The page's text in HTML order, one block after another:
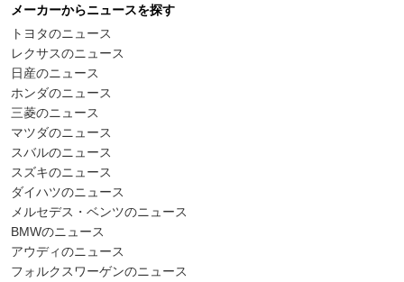
メーカーからニュースを探す
トヨタのニュース
レクサスのニュース
日産のニュース
ホンダのニュース
三菱のニュース
マツダのニュース
スバルのニュース
スズキのニュース
ダイハツのニュース
メルセデス・ベンツのニュース
BMWのニュース
アウディのニュース
フォルクスワーゲンのニュース